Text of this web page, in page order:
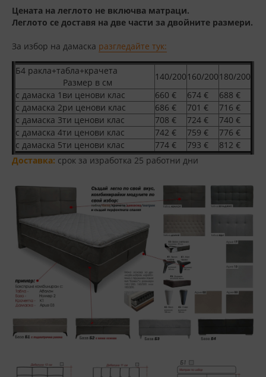
Цената на леглото не включва матраци.
Леглото се доставя на две части за двойните размери.
За избор на дамаска разгледайте тук:
Б4 ракла+табла+крачета
Размер в см
140/200160/200180/200
с дамаска 1ви ценови клас
660 € 674 €
688 €
с дамаска 2ри ценови клас
686 € 701 €
716 €
с дамаска 3ти ценови клас
708 € 724 €
740 €
с дамаска 4ти ценови клас
742 € 759 €
776 €
с дамаска 5ти ценови клас
774 € 793 €
812 €
Доставка: срок за изработка 25 работни дни